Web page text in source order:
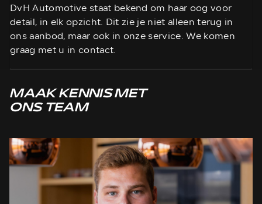
DvH Automotive staat bekend om haar oog voor
detail, in elk opzicht. Dit zie je niet alleen terug in
ons aanbod, maar ook in onze service. We komen
graag met u in contact.
MAAK KENNIS MET
ONS TEAM